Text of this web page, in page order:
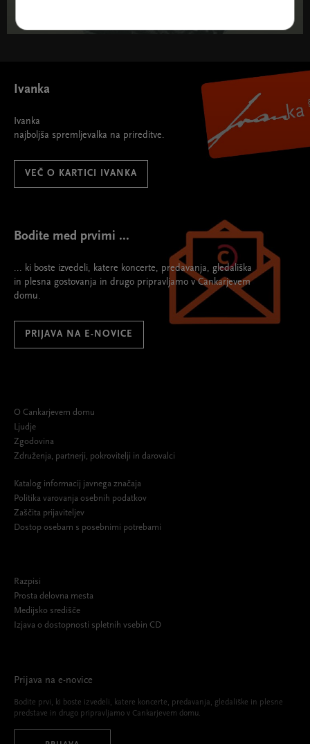
Ivanka
Ivanka
najboljša spremljevalka na prireditve.
VEČ O KARTICI IVANKA
Bodite med prvimi ...
... ki boste izvedeli, katere koncerte, predavanja, gledališka
in plesna gostovanja in drugo pripravljamo v Cankarjevem
domu.
PRIJAVA NA E-NOVICE
O Cankarjevem domu
Ljudje
Zgodovina
Združenja, partnerji, pokrovitelji in darovalci
Katalog informacij javnega značaja
Politika varovanja osebnih podatkov
Zaščita prijaviteljev
Dostop osebam s posebnimi potrebami
Razpisi
Prosta delovna mesta
Medijsko središče
Izjava o dostopnosti spletnih vsebin CD
Prijava na e-novice
Bodite prvi, ki boste izvedeli, katere koncerte, predavanja, gledališke in plesne
predstave in drugo pripravljamo v Cankarjevem domu.